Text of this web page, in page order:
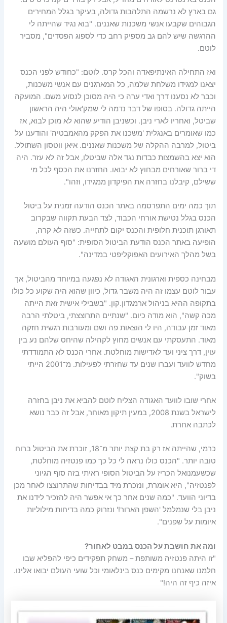
גם בארץ לא נרשמה התלהבות גדולה, בעיקר בגלל המחירים
הגבוהים שקבעו אנשי משכנות שאננים. "בוא נגיד שהייתה לי
ההרגשה שיש להם גב מספיק רחב כדי לספוג הפסדים", מסביר
לוטם.
ואז התחילה האינתיפאדה והכל קרס. לוטם: "כחודש לפני הכנס
יצאנו למגידו משלחת שלמה, כל המארגנים עם אנשי משכנות,
וכבר לא נסענו דרך ואדי ערה כי היה מסוכן לנסוע משם. המועקה
הייתה גדולה. בסופו של דבר נדמה לי שמק'אולי היה הראשון
שביטל, ואחריו לארי ניבן. וכשניבן הודיע שהוא לא מוכן לבוא, אז
כמו שאומרים באנגלית 'משכנו את הפקק מהאמבטיה' והודענו על
ביטול, למרבה ההקלה של משכנות שאננים. איאן ווטסון השתולל.
הוא יצא בהשמצות כבדות נגד אלה שביטלו, אבל זה לא עזר. היה
די ברור שאורחים מבחוץ לא יבואו. החזרנו את הכסף לכל מי
ששילם, קיבלנו בחזרה את הפיקדון ממגידו, וזהו".
תוך כמה ימים התפרסמה באתר הכנס הודעה זמנית על ביטול
הכנס בגלל נטישת אורחי הכבוד, לצד הבעת תקווה שבקרוב
תאורגן תוכנית חלופית והכנס יקום לתחייה. כשזה לא קרה,
הופיעה באתר הכנס הודעת הביטול הסופית: "סוף העולם מושעה
בשל מהלך האירועים האפוקליפטי במדינה".
מבחינה כספית וארגונית האגודה לא נפגעה במיוחד מהביטול, אך
עבור לוטם עצמו זה היה משבר גדול, כיוון שהוא היה שקוע כל כולו
בתקופה ההיא בניהול ארמגדון.קון. "בשבילי אישית זאת הייתה
מכה קשה", הוא מודה כיום. "שנתיים התרוצצתי, ביטלתי הרבה
מאוד זמן עבודה, היו לי הוצאות פה ושם ומעורבות רגשית חזקה
מאוד. התעסקתי עם אנשים מחוץ לקהילה שהיחס שלהם נע בין
עוין, דרך ציני ועד לאדישות מוחלטת. אחרי הכנס לא התמודדתי
מחדש לוועד ועברו שנים עד שחזרתי לפעילות. מ־2001 הייתי
בשוק".
אחרי שובו לוועד האגודה הצליח לוטם להביא את ניבן בחזרה
לישראל בשנת 2008, במעין תיקון מאוחר, אבל זה כבר נושא
לכתבה אחרת.
כרמי, שהייתה אז רק בת קצת יותר מ־18, זוכרת את הביטול ברוח
טובה יותר. "הכנס כולו נראה לי כל כך כמו פנטזיה מוחלטת,
שכשעמנואל הכריז על הביטול הסופי ראיתי בזה סוף הגיוני
לפנטזיה", היא אומרת, ונזכרת מיד בבדיחות שהתרוצצו לאחר מכן
בדיוני הוועד. "כמה שנים אחר כך אי אפשר היה להזכיר לידנו את
ניבן בלי שנמלמל 'השפן הארור!' ונזרוק כמה בדיחות מילוליות
איומות על שפנים".
ומה את חושבת על הכנס במבט לאחור?
"זו היתה פנטזיה משותפת – משחק תפקידים כיפי להפליא שבו
חלמנו שאנחנו מקימים כנס בינלאומי וכל שועי העולם יבואו אלינו.
איזה כיף זה היה!"